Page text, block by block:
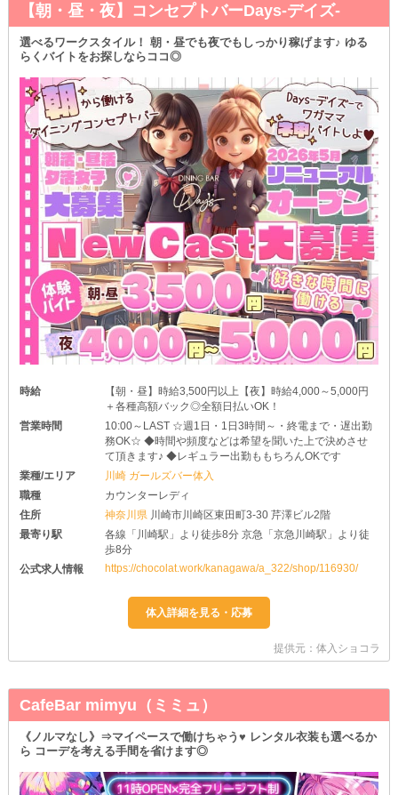
【朝・昼・夜】コンセプトバーDays-デイズ-
選べるワークスタイル！ 朝・昼でも夜でもしっかり稼げます♪ ゆる
らくバイトをお探しならココ◎
時給
【朝・昼】時給3,500円以上【夜】時給4,000～5,000円
＋各種高額バック◎全額日払いOK！
営業時間
10:00～LAST ☆週1日・1日3時間～・終電まで・遅出勤
務OK☆ ◆時間や頻度などは希望を聞いた上で決めさせ
て頂きます♪ ◆レギュラー出勤ももちろんOKです
業種/エリア
川崎 ガールズバー体入
職種
カウンターレディ
住所
神奈川県 川崎市川崎区東田町3-30 芹澤ビル2階
最寄り駅
各線「川崎駅」より徒歩8分 京急「京急川崎駅」より徒
歩8分
公式求人情報
https://chocolat.work/kanagawa/a_322/shop/116930/
提供元：体入ショコラ
CafeBar mimyu（ミミュ）
《ノルマなし》⇒マイペースで働けちゃう♥ レンタル衣装も選べるか
ら コーデを考える手間を省けます◎